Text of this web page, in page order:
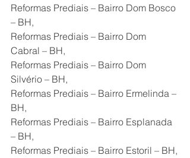
Reformas Prediais – Bairro Dom Bosco
– BH,
Reformas Prediais – Bairro Dom
Cabral – BH,
Reformas Prediais – Bairro Dom
Silvério – BH,
Reformas Prediais – Bairro Ermelinda –
BH,
Reformas Prediais – Bairro Esplanada
– BH,
Reformas Prediais – Bairro Estoril – BH,